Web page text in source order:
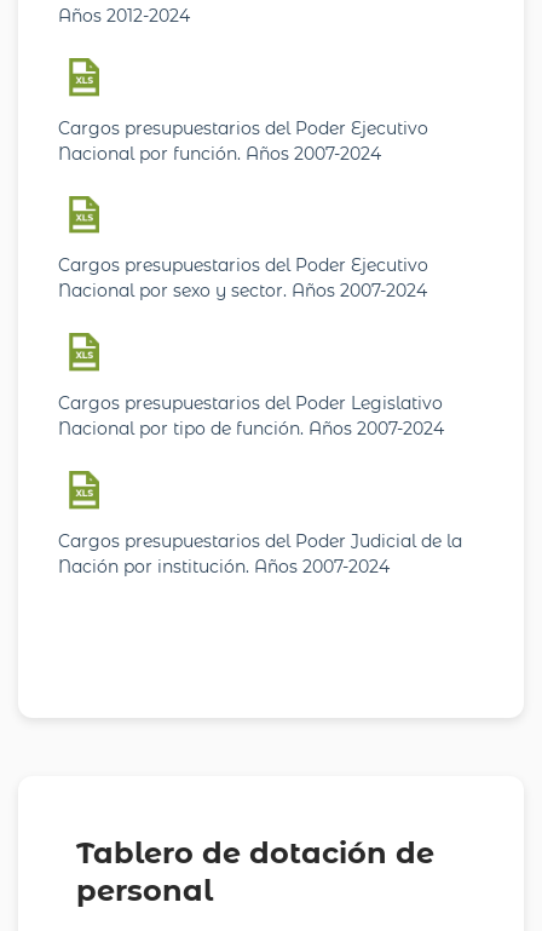
Años 2012-2024
Cargos presupuestarios del Poder Ejecutivo
Nacional por función. Años 2007-2024
Cargos presupuestarios del Poder Ejecutivo
Nacional por sexo y sector. Años 2007-2024
Cargos presupuestarios del Poder Legislativo
Nacional por tipo de función. Años 2007-2024
Cargos presupuestarios del Poder Judicial de la
Nación por institución. Años 2007-2024
Tablero de dotación de
personal